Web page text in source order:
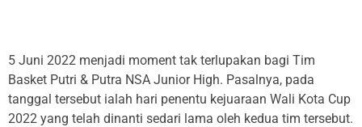
5 Juni 2022 menjadi moment tak terlupakan bagi Tim
Basket Putri & Putra NSA Junior High. Pasalnya, pada
tanggal tersebut ialah hari penentu kejuaraan Wali Kota Cup
2022 yang telah dinanti sedari lama oleh kedua tim tersebut.